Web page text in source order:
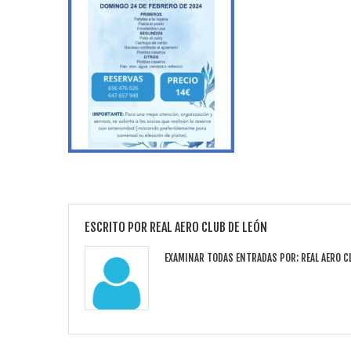
ESCRITO POR REAL AERO CLUB DE LEÓN
EXAMINAR TODAS ENTRADAS POR: REAL AERO